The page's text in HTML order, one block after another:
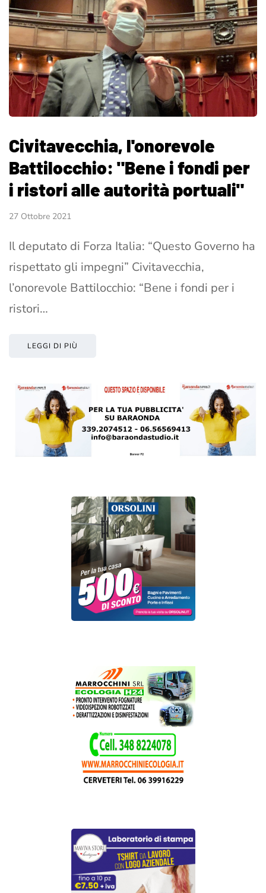
Civitavecchia, l'onorevole
Battilocchio: "Bene i fondi per
i ristori alle autorità portuali"
27 Ottobre 2021
Il deputato di Forza Italia: “Questo Governo ha
rispettato gli impegni” Civitavecchia,
l’onorevole Battilocchio: “Bene i fondi per i
ristori…
LEGGI DI PIÙ